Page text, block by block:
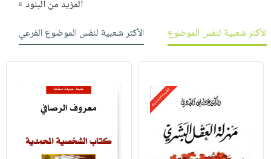
المزيد من البنود »
الأكثر شعبية لنفس الموضوع
الأكثر شعبية لنفس الموضوع الفرعي